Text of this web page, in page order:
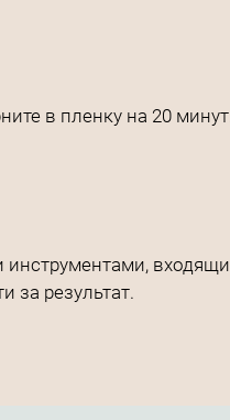
в пленку на 20
инструментами,
за результат.